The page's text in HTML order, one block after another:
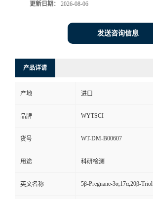
更新日期： 2026-08-06
发送咨询信息
产品详请
产地 进口
品牌 WYTSCI
货号 WT-DM-B00607
用途 科研检测
英文名称 5β-Pregnane-3α,17α,20β-Triol